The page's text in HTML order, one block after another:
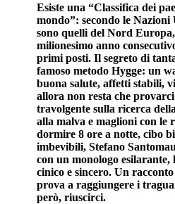
Esiste una “Classifica dei
mondo”: secondo le
sono quelli del Nord
milionesimo anno
primi posti. Il segreto di
famoso metodoHygge: un
buona salute, affetti stabili,
allora non resta che
travolgente sulla ricerca
alla malva e maglioni con le
dormire 8 ore a notte, cibo
imbevibili, Stefano
con un monologo esilarante,
cinico e sincero. Un
prova a raggiungere i
però, riuscirci.